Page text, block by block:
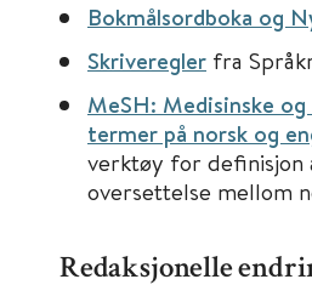
Bokmålsordboka og
Skriveregler fra
MeSH: Medisinske
termer på norsk og
verktøy for definisjon
oversettelse mellom
Redaksjonelle